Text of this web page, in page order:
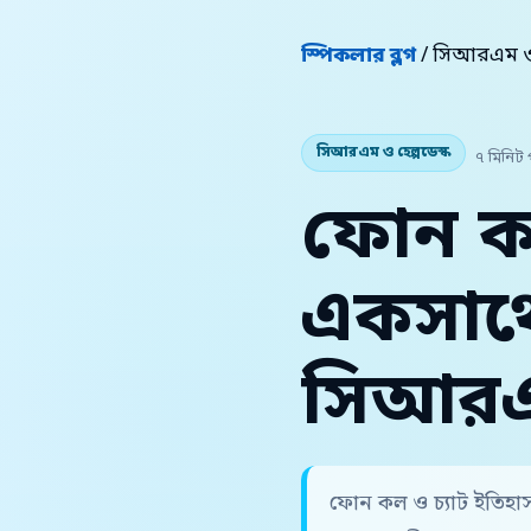
স্পিকলার ব্লগ/ সিআরএম ও
সিআরএম ও হেল্পডেস্ক ৭ মিনিট
ফোন
ফোন কল ও চ্যাট